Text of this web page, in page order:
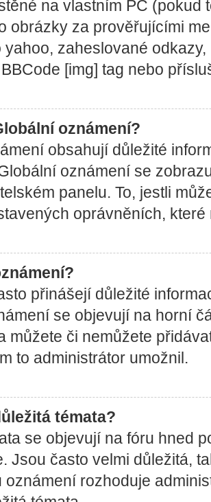
na vlastním PC (pokud
obrázky za prověřujícími
yahoo, zaheslované
[img] tag nebo
oznámení?
obsahují důležité
oznámení se
panelu. To, jestli
oprávněních,
přinášejí důležité
se objevují na horní
můžete či nemůžete
to administrátor umožnil.
témata?
se objevují na fóru hned
Jsou často velmi důležitá,
oznámení rozhoduje